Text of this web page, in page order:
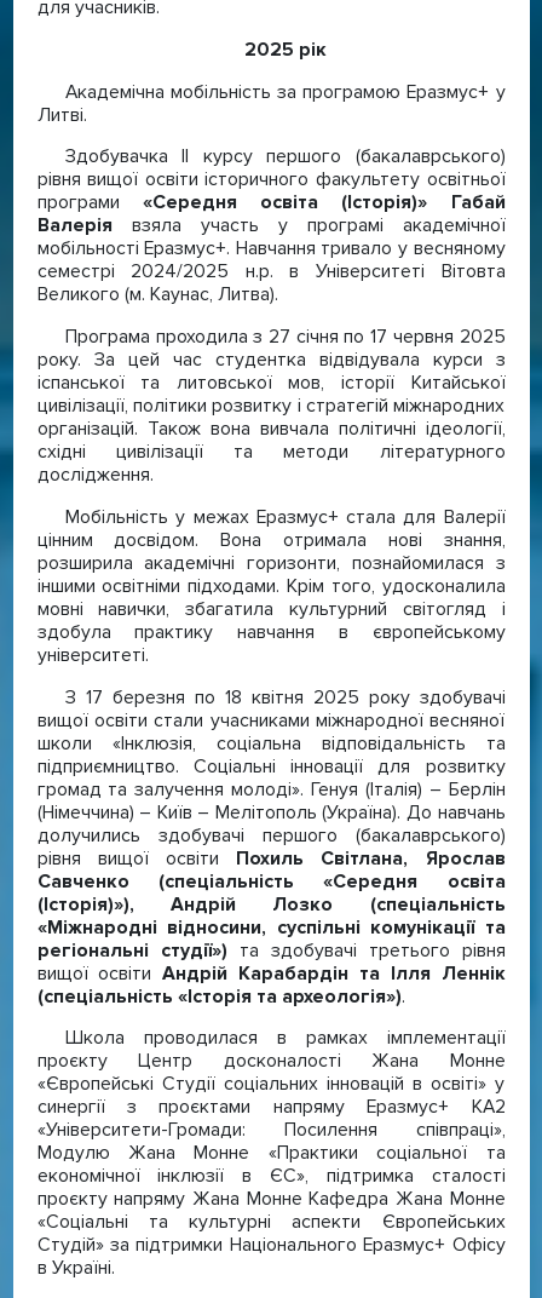
для учасників.
2025 рік
Академічна мобільність за програмою Еразмус+ у
Литві.
Здобувачка ІІ курсу першого (бакалаврського)
рівня вищої освіти історичного факультету освітньої
програми «Середня освіта (Історія)» Габай
Валерія взяла участь у програмі академічної
мобільності Еразмус+. Навчання тривало у весняному
семестрі 2024/2025 н.р. в Університеті Вітовта
Великого (м. Каунас, Литва).
Програма проходила з 27 січня по 17 червня 2025
року. За цей час студентка відвідувала курси з
іспанської та литовської мов, історії Китайської
цивілізації, політики розвитку і стратегій міжнародних
організацій. Також вона вивчала політичні ідеології,
східні цивілізації та методи літературного
дослідження.
Мобільність у межах Еразмус+ стала для Валерії
цінним досвідом. Вона отримала нові знання,
розширила академічні горизонти, познайомилася з
іншими освітніми підходами. Крім того, удосконалила
мовні навички, збагатила культурний світогляд і
здобула практику навчання в європейському
університеті.
З 17 березня по 18 квітня 2025 року здобувачі
вищої освіти стали учасниками міжнародної весняної
школи «Інклюзія, соціальна відповідальність та
підприємництво. Соціальні інновації для розвитку
громад та залучення молоді». Генуя (Італія) – Берлін
(Німеччина) – Київ – Мелітополь (Україна). До навчань
долучились здобувачі першого (бакалаврського)
рівня вищої освіти Похиль Світлана, Ярослав
Савченко (спеціальність «Середня освіта
(Історія)»), Андрій Лозко (спеціальність
«Міжнародні відносини, суспільні комунікації та
регіональні студії») та здобувачі третього рівня
вищої освітиАндрій Карабардін та Ілля Леннік
(спеціальність «Історія та археологія»).
Школа проводилася в рамках імплементації
проєкту Центр досконалості Жана Монне
«Європейські Студії соціальних інновацій в освіті» у
синергії з проєктами напряму Еразмус+ КА2
«Університети-Громади: Посилення співпраці»,
Модулю Жана Монне «Практики соціальної та
економічної інклюзії в ЄС», підтримка сталості
проєкту напряму Жана Монне Кафедра Жана Монне
«Соціальні та культурні аспекти Європейських
Студій» за підтримки Національного Еразмус+ Офісу
в Україні.